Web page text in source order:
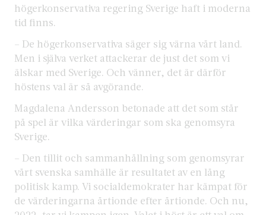
högerkonservativa regering Sverige haft i moderna
tid finns.
– De högerkonservativa säger sig värna vårt land.
Men i själva verket attackerar de just det som vi
älskar med Sverige. Och vänner, det är därför
höstens val är så avgörande.
Magdalena Andersson betonade att det som står
på spel är vilka värderingar som ska genomsyra
Sverige.
– Den tillit och sammanhållning som genomsyrar
vårt svenska samhälle är resultatet av en lång
politisk kamp. Vi socialdemokrater har kämpat för
de värderingarna årtionde efter årtionde. Och nu,